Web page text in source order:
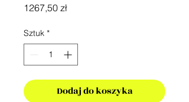
1267,50 złCena
Sztuk *
Dodaj do koszyka